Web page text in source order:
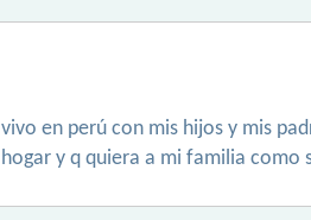
en perú con mis hijos y mis
y q quiera a mi familia como